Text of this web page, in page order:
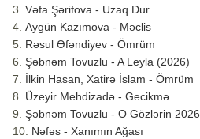
Vəfa Şərifova - Uzaq Dur
Aygün Kazımova - Məclis
Rəsul Əfəndiyev - Ömrüm
Şəbnəm Tovuzlu - A Leyla (2026)
İlkin Hasan, Xatirə İslam - Ömrüm
Üzeyir Mehdizadə - Gecikmə
Şəbnəm Tovuzlu - O Gözlərin 2026
Nəfəs - Xanımın Ağası